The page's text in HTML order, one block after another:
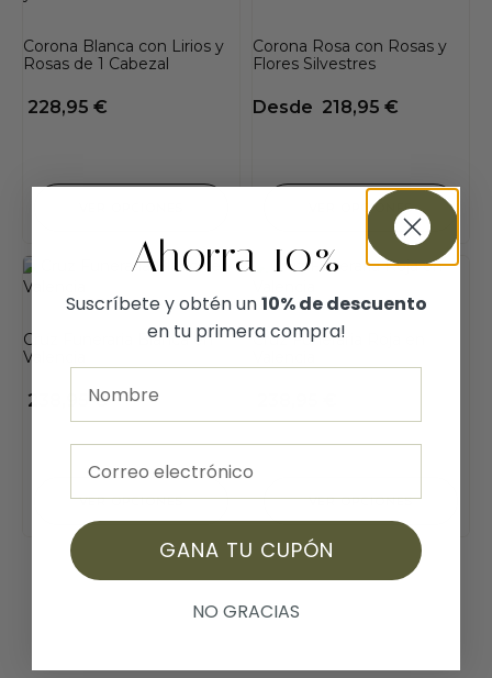
Corona Blanca con Lirios y
Rosas de 1 Cabezal
228,95 €
Corona Rosa con Rosas y
Flores Silvestres
Desde 218,95 €
VER OPCIONES
Cruz Funeraria Blanca en
Valencia
238,95€
VER OPCIONES
Cruz Funeraria Roja en
VER OPCIONES
Ahorra 10%
Suscríbete y obtén un10% de descuento
en tu primera compra!
GANA TU CUPÓN
NO GRACIAS